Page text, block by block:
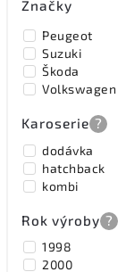
Značky
Peugeot
Suzuki
Škoda
Volkswagen
Karoserie ?
dodávka
hatchback
kombi
Rok výroby ?
1998
2000